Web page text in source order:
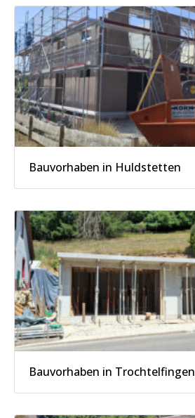
Bauvorhaben in Huldstetten
Bauvorhaben in Trochtelfingen